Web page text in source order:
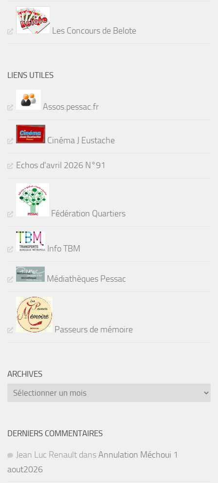
Les Concours de Belote
LIENS UTILES
Assos.pessac.fr
Cinéma J Eustache
Echos d'avril 2026 N°91
Fédération Quartiers
Info TBM
Médiathèques Pessac
Passeurs de mémoire
ARCHIVES
Archives
DERNIERS COMMENTAIRES
Jean Luc Renault dansAnnulation Méchoui 1
aout2026